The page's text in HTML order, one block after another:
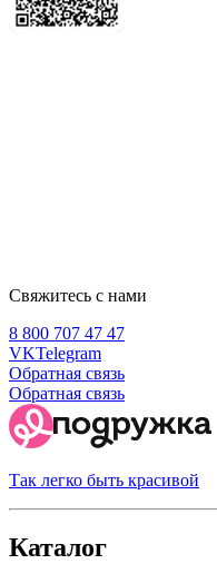
Свяжитесь с нами
8 800 707 47 47
VKTelegram
Обратная связь
Обратная связь
Так легко быть красивой
Каталог